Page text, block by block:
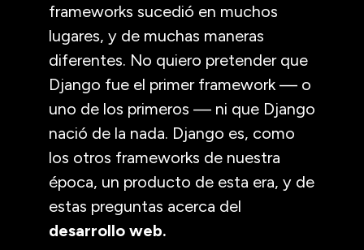
frameworks sucedió en muchos
lugares, y de muchas maneras
diferentes. No quiero pretender que
Django fue el primer framework — o
uno de los primeros — ni que Django
nació de la nada. Django es, como
los otros frameworks de nuestra
época, un producto de esta era, y de
estas preguntas acerca del
desarrollo web.